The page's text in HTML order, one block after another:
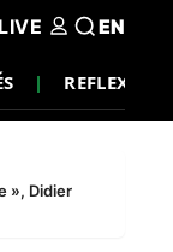
REFLEXION
LIVE EN
», Didier